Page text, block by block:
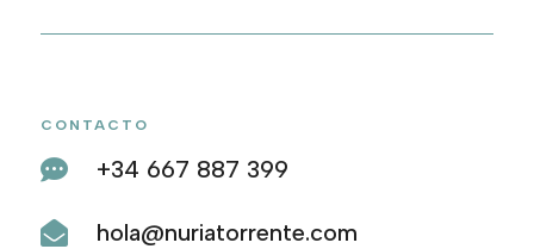
CONTACTO
 +34 667 887 399
 hola@nuriatorrente.com